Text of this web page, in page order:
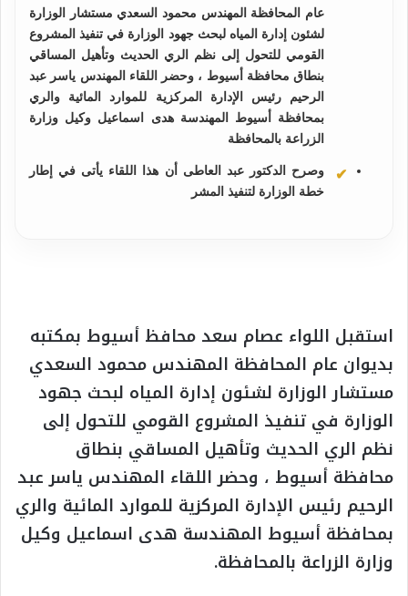
عام المحافظة المهندس محمود السعدي مستشار الوزارة
لشئون إدارة المياه لبحث جهود الوزارة في تنفيذ المشروع
القومي للتحول إلى نظم الري الحديث وتأهيل المساقي
بنطاق محافظة أسيوط ، وحضر اللقاء المهندس ياسر عبد
الرحيم رئيس الإدارة المركزية للموارد المائية والري
بمحافظة أسيوط المهندسة هدى اسماعيل وكيل وزارة
الزراعة بالمحافظة
وصرح الدكتور عبد العاطى أن هذا اللقاء يأتى في إطار
خطة الوزارة لتنفيذ المشر
استقبل اللواء عصام سعد محافظ أسيوط بمكتبه
بديوان عام المحافظة المهندس محمود السعدي
مستشار الوزارة لشئون إدارة المياه لبحث جهود
الوزارة في تنفيذ المشروع القومي للتحول إلى
نظم الري الحديث وتأهيل المساقي بنطاق
محافظة أسيوط ، وحضر اللقاء المهندس ياسر عبد
الرحيم رئيس الإدارة المركزية للموارد المائية والري
بمحافظة أسيوط المهندسة هدى اسماعيل وكيل
وزارة الزراعة بالمحافظة.